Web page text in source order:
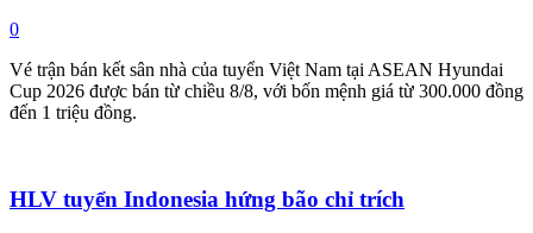
0
Vé trận bán kết sân nhà của tuyển Việt Nam tại ASEAN Hyundai
Cup 2026 được bán từ chiều 8/8, với bốn mệnh giá từ 300.000 đồng
đến 1 triệu đồng.
HLV tuyển Indonesia hứng bão chỉ trích